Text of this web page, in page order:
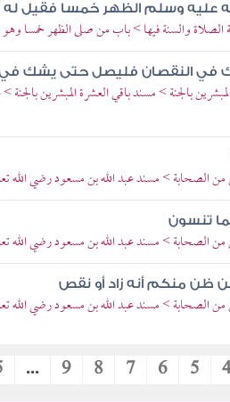
عليه وسلم الظهر خمسا فقيل له
والسنة فيها > باب من صلى الظهر خمسا
النقصان فليصل حتى يشك في
بالجنة > مسند باقي العشرة المبشرين
الصحابة > مسند عبد الله بن مسعود رضي الله
تنسون
الصحابة > مسند عبد الله بن مسعود رضي الله
ظن منكم أنه زاد أو نقص
الصحابة > مسند عبد الله بن مسعود رضي الله
5
6
7
8
9
...